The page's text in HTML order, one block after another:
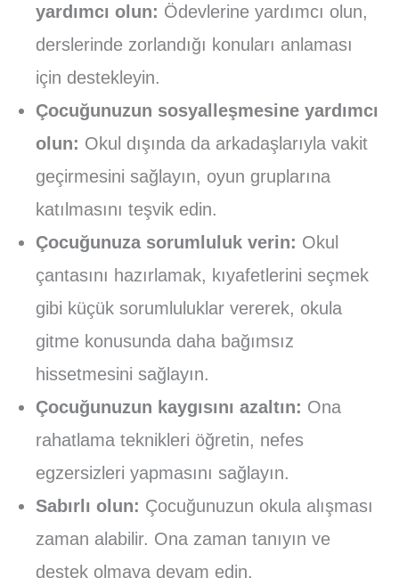
yardımcı olun: Ödevlerine yardımcı olun,
derslerinde zorlandığı konuları anlaması
için destekleyin.
Çocuğunuzun sosyalleşmesine yardımcı
olun: Okul dışında da arkadaşlarıyla vakit
geçirmesini sağlayın, oyun gruplarına
katılmasını teşvik edin.
Çocuğunuza sorumluluk verin: Okul
çantasını hazırlamak, kıyafetlerini seçmek
gibi küçük sorumluluklar vererek, okula
gitme konusunda daha bağımsız
hissetmesini sağlayın.
Çocuğunuzun kaygısını azaltın: Ona
rahatlama teknikleri öğretin, nefes
egzersizleri yapmasını sağlayın.
Sabırlı olun: Çocuğunuzun okula alışması
zaman alabilir. Ona zaman tanıyın ve
destek olmaya devam edin.